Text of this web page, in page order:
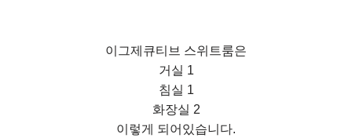
이그제큐티브 스위트룸은
거실 1
침실 1
화장실 2
이렇게 되어있습니다.